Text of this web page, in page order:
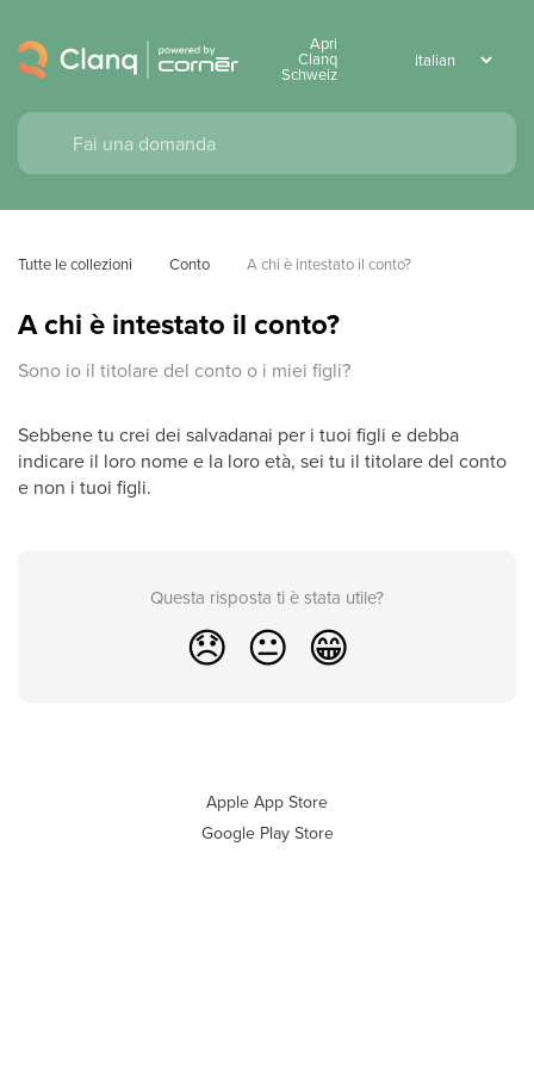
Apri
Clanq
Schweiz
Tutte le collezioni Conto A chi è intestato il conto?
A chi è intestato il conto?
Sono io il titolare del conto o i miei figli?
Sebbene tu crei dei salvadanai per i tuoi figli e debba
indicare il loro nome e la loro età, sei tu il titolare del conto
e non i tuoi figli.
Questa risposta ti è stata utile?
😞 😐 😁
Apple App Store
Google Play Store